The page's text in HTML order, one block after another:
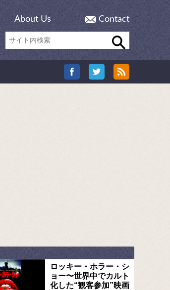
About Us Contact
ロッキー・ホラー・シ
ョー〜世界中でカルト
化した“観客参加”映画